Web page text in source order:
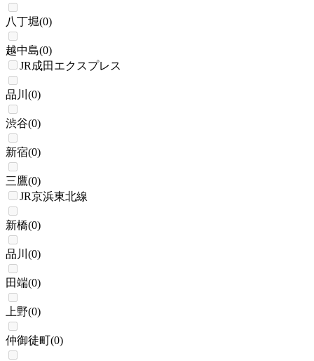
八丁堀(0)
越中島(0)
JR成田エクスプレス
品川 (0)
渋谷(0)
新宿(0)
三鷹(0)
JR京浜東北線
新橋(0)
品川 (0)
田端(0)
上野(0)
仲御徒町(0)